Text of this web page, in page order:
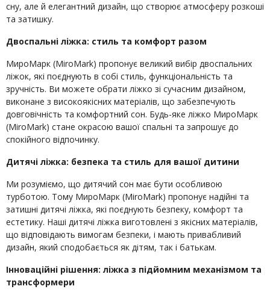
сну, але й елегантний дизайн, що створює атмосферу розкоші
та затишку.
Двоспальні ліжка: стиль та комфорт разом
МироМарк (MiroMark) пропонує великий вибір двоспальних
ліжок, які поєднують в собі стиль, функціональність та
зручність. Ви можете обрати ліжко зі сучасним дизайном,
виконане з високоякісних матеріалів, що забезпечують
довговічність та комфортний сон. Будь-яке ліжко МироМарк
(MiroMark) стане окрасою вашої спальні та запрошує до
спокійного відпочинку.
Дитячі ліжка: безпека та стиль для вашої дитини
Ми розуміємо, що дитячий сон має бути особливою
турботою. Тому МироМарк (MiroMark) пропонує надійні та
затишні дитячі ліжка, які поєднують безпеку, комфорт та
естетику. Наші дитячі ліжка виготовлені з якісних матеріалів,
що відповідають вимогам безпеки, і мають привабливий
дизайн, який сподобається як дітям, так і батькам.
Інноваційні рішення: ліжка з підйомним механізмом та
трансформери